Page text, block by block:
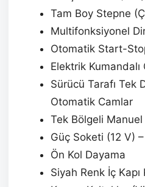
Tam Boy Stepne
Multifonksiyonel
Otomatik Start-
Elektrik
Sürücü Tarafı Tek
Otomatik Camlar
Tek Bölgeli Manuel
Güç Soketi (12 V)
Ön Kol Dayama
Siyah Renk İç Kapı